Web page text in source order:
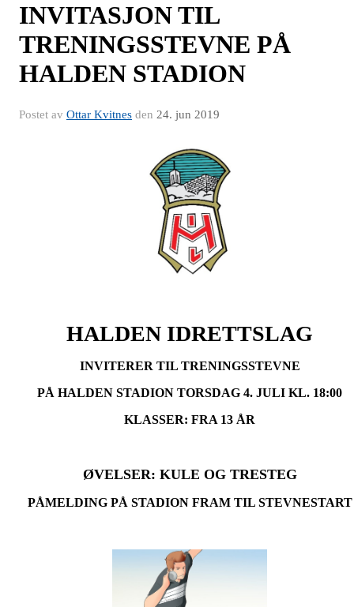
INVITASJON TIL
TRENINGSSTEVNE PÅ
HALDEN STADION
Postet av Ottar Kvitnes den 24. jun 2019
HALDEN IDRETTSLAG
INVITERER TIL TRENINGSSTEVNE
PÅ HALDEN STADION TORSDAG 4. JULI KL. 18:00
KLASSER: FRA 13 ÅR
ØVELSER: KULE OG TRESTEG
PÅMELDING PÅ STADION FRAM TIL STEVNESTART